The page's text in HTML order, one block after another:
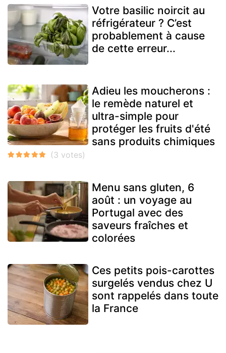
Votre basilic noircit au
réfrigérateur ? C’est
probablement à cause
de cette erreur...
Adieu les moucherons :
le remède naturel et
ultra-simple pour
protéger les fruits d'été
sans produits chimiques
Menu sans gluten, 6
août : un voyage au
Portugal avec des
saveurs fraîches et
colorées
Ces petits pois-carottes
surgelés vendus chez U
sont rappelés dans toute
la France